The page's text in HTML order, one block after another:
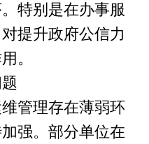
特别是在办事服
提升政府公信力
。
维管理存在薄弱环
强。部分单位在